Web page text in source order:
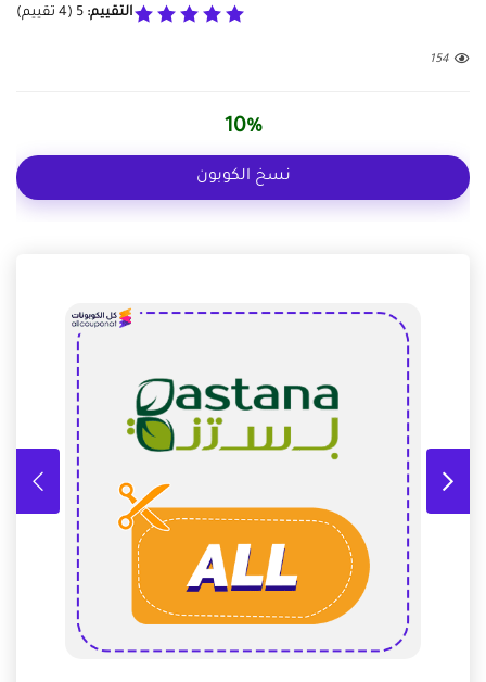
التقييم: 5
(
4 تقييم)
154
10%
نسخ الكوبون